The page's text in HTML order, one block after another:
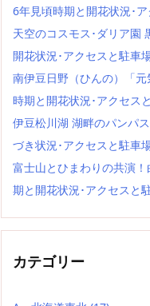
6年見頃時期と開花状況･
天空のコスモス･ダリア園
開花状況･アクセスと駐車
南伊豆日野（ひんの）「
時期と開花状況･アクセス
伊豆松川湖 湖畔のパンパ
づき状況･アクセスと駐車
富士山とひまわりの共演
期と開花状況･アクセスと
カテゴリー